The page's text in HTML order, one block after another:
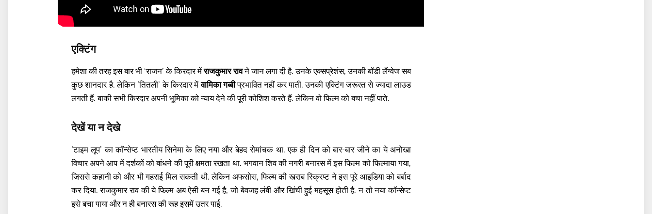
एक्टिंग
हमेशा की तरह इस बार भी ‘राजन’ के किरदार मेंराजकुमार रावने जान लगा दी है. उनके एक्सप्रेशंस, उनकी बॉडी लैंग्वेज सब
कुछ शानदार है. लेकिन ‘तितली’ के किरदार मेंवामिका गब्बीप्रभावित नहीं कर पाती. उनकी एक्टिंग जरूरत से ज्यादा लाउड
लगती हैं. बाकी सभी किरदार अपनी भूमिका को न्याय देने की पूरी कोशिश करते हैं. लेकिन वो फिल्म को बचा नहीं पाते.
देखें या न देखे
‘टाइम लूप’ का कॉन्सेप्ट भारतीय सिनेमा के लिए नया और बेहद रोमांचक था. एक ही दिन को बार-बार जीने का ये अनोखा
विचार अपने आप में दर्शकों को बांधने की पूरी क्षमता रखता था. भगवान शिव की नगरी बनारस में इस फिल्म को फिल्माया गया,
जिससे कहानी को और भी गहराई मिल सकती थी. लेकिन अफसोस, फिल्म की खराब स्क्रिप्ट ने इस पूरे आइडिया को बर्बाद
कर दिया. राजकुमार राव की ये फिल्म अब ऐसी बन गई है, जो बेवजह लंबी और खिंची हुई महसूस होती है. न तो नया कॉन्सेप्ट
इसे बचा पाया और न ही बनारस की रूह इसमें उतर पाई.